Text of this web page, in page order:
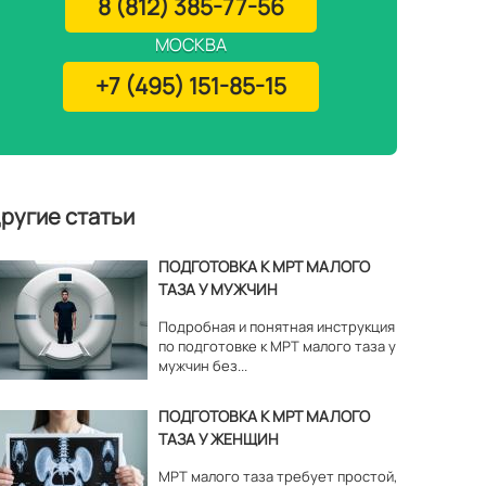
8 (812) 385-77-56
МОСКВА
+7 (495) 151-85-15
статьи
ПОДГОТОВКА К МРТ МАЛОГО
ТАЗА У МУЖЧИН
Подробная и понятная инструкция
по подготовке к МРТ малого таза у
мужчин без...
ПОДГОТОВКА К МРТ МАЛОГО
ТАЗА У ЖЕНЩИН
МРТ малого таза требует простой,